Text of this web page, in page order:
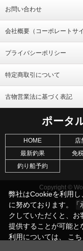
お問い合わせ
会社概要（コーポレートサイ
プライバシーポリシー
特定商取引について
古物営業法に基づく表記
ポータ
HOME 店
最新釣果
免
釣り船予約
Copyright ©
弊社はCookieを利用
に努めております。「
クしていただくと、お
提供することが可能と
利用については、 こち